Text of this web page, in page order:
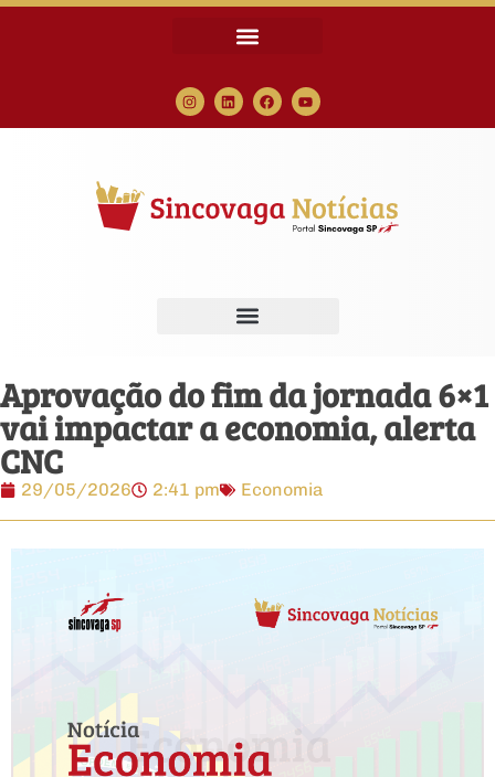
Aprovação do fim da jornada 6×1
vai impactar a economia, alerta
CNC
29/05/2026 2:41 pm Economia